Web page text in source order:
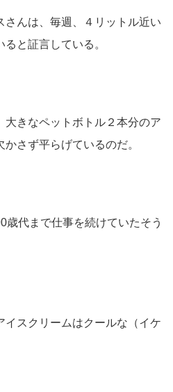
さんは、毎週、４リットル近い
と証言している。
大きなペットボトル２本分のア
さず平らげているのだ。
歳代まで仕事を続けていたそう
イスクリームはクールな（イケ